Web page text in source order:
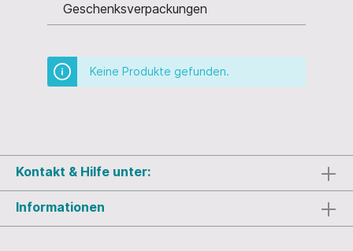
Geschenksverpackungen
Keine Produkte gefunden.
Kontakt & Hilfe unter:
Informationen